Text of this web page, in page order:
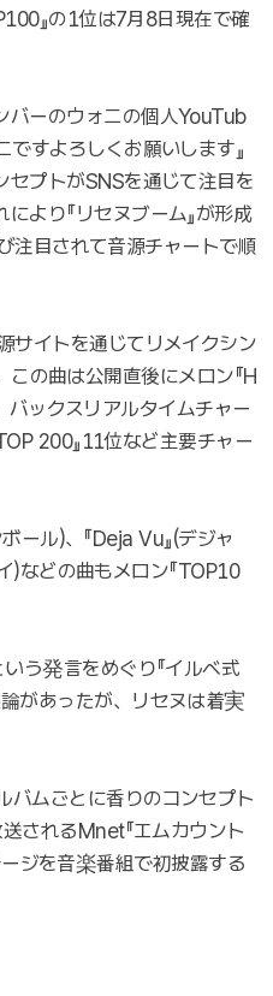
』の1位は7月8日現在で確
バーのウォニの個人YouTub
ですよろしくお願いします』
セプトがSNSを通じて注目を
より『リセヌブーム』が形成
注目されて音源チャートで順
サイトを通じてリメイクシン
の曲は公開直後にメロン『H
バックスリアルタイムチャー
200』11位など主要チャー
ール)、『Deja Vu』(デジャ
)などの曲もメロン『TOP10
いう発言をめぐり『イルベ式
があったが、リセヌは着実
バムごとに香りのコンセプト
されるMnet『エムカウント
ージを音楽番組で初披露する